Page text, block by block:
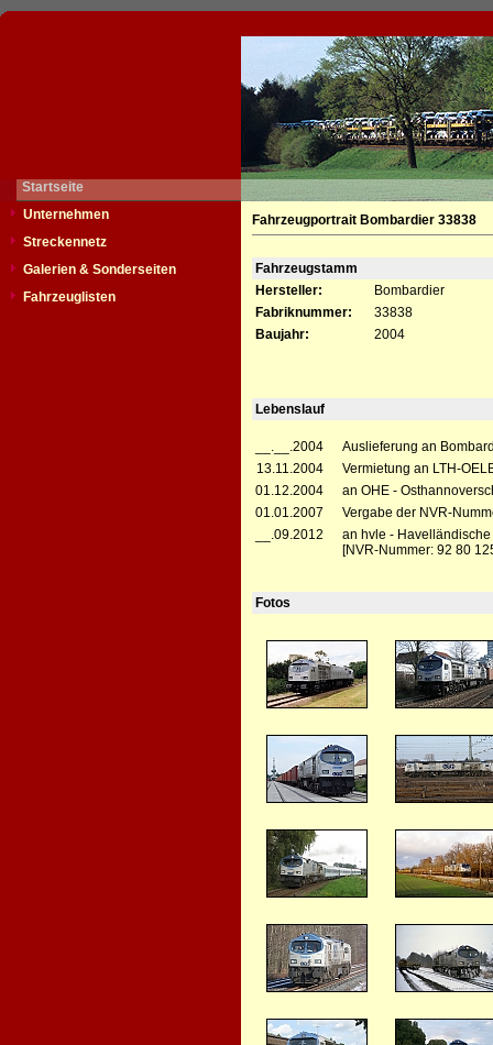
Startseite
Unternehmen
Streckennetz
Galerien & Sonderseiten
Fahrzeuglisten
Fahrzeugportrait Bombardier 33838
Fahrzeugstamm
Hersteller:
Bombardier
Fabriknummer:
33838
Baujahr:
2004
Lebenslauf
__.__.2004
Auslieferung an
13.11.2004
Vermietung an LTH-
01.12.2004
an OHE -
01.01.2007
Vergabe der NVR-
__.09.2012
an hvle -
[NVR-Nummer: 92 80
Fotos